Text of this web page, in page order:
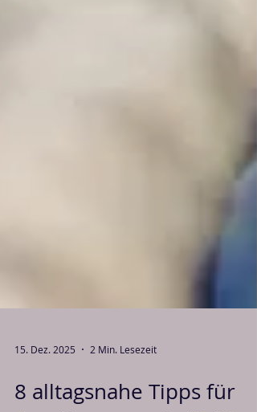
15. Dez. 2025 2 Min. Lesezeit